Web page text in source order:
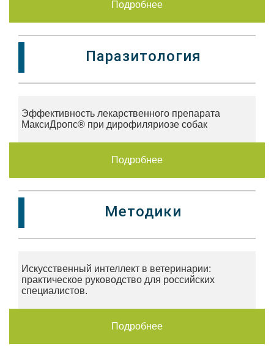
Подробнее
Паразитология
Эффективность лекарственного препарата
МаксиДропс® при дирофиляриозе собак
Подробнее
Методики
Искусственный интеллект в ветеринарии:
практическое руководство для российских
специалистов.
Подробнее